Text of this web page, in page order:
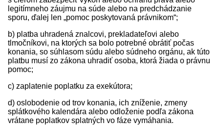
legitímneho záujmu na súde alebo na predchádzanie
sporu, ďalej len „pomoc poskytovaná právnikom“;
b) platba uhradená znalcovi, prekladateľovi alebo
tlmočníkovi, na ktorých sa bolo potrebné obrátiť počas
konania, so súhlasom súdu alebo súdneho orgánu, ak túto
platbu musí zo zákona uhradiť osoba, ktorá žiada o právnu
pomoc;
c) zaplatenie poplatku za exekútora;
d) oslobodenie od trov konania, ich zníženie, zmeny
splátkového kalendára alebo odloženie podľa zákona
vrátane poplatkov splatných vo fáze vymáhania.